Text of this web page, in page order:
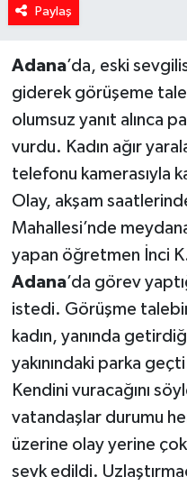
Paylaş
Adana’da, eski
giderek görüşeme
olumsuz yanıt alınca
vurdu. Kadın ağır
telefonu kamerasıyla
Olay, akşam
Mahallesi’nde
yapan öğretmen İnci
Adana’da görev
istedi. Görüşme
kadın, yanında
yakınındaki parka
Kendini vuracağını
vatandaşlar durumu
üzerine olay yerine
sevk edildi.